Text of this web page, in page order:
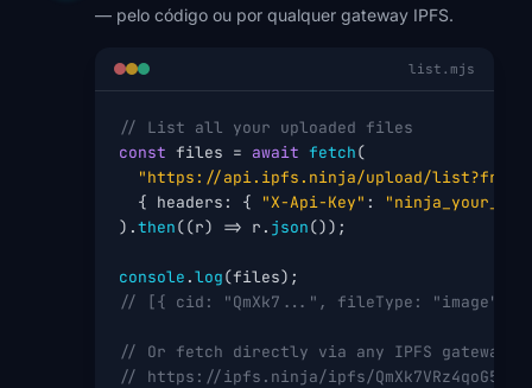
— pelo código ou por qualquer gateway IPFS.
list.mjs
// List all your uploaded files
const files = await fetch(
"https://api.ipfs.ninja/upload/
  { headers: {
"X-Api-Key" :
).then((r) => r. json());
console .log
// [{ cid: "QmXk7...", fileType: "image",
// Or fetch directly via any IPFS gateway:
// https://ipfs.ninja/ipfs/